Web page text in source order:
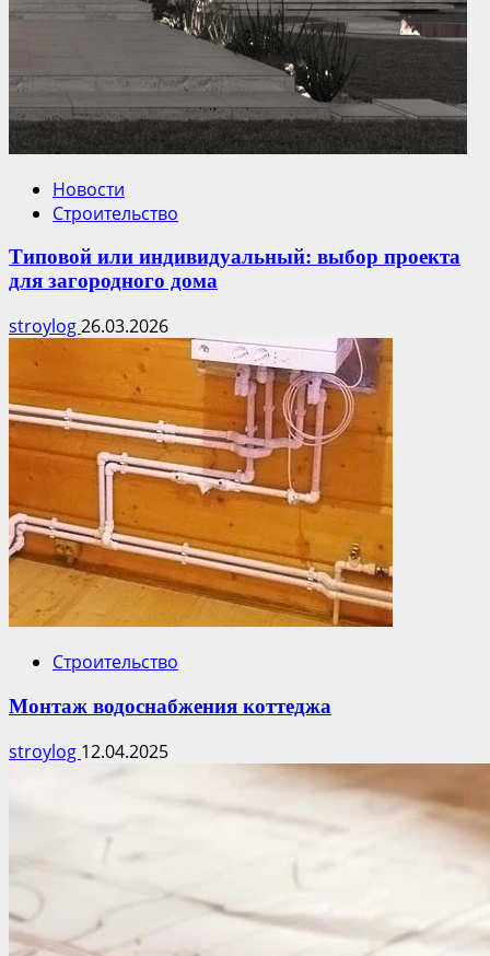
Новости
Строительство
Типовой или индивидуальный: выбор проекта
для загородного дома
stroylog26.03.2026
Строительство
Монтаж водоснабжения коттеджа
stroylog 12.04.2025